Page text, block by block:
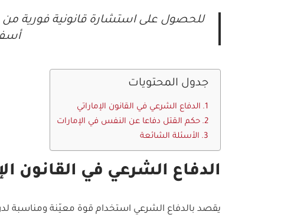
للحصول على استشارة قانونية فورية من
جدول المحتويات
الدفاع الشرعي في القانون الإماراتي
حكم القتل دفاعا عن النفس في الإمارات
الأسئلة الشائعة
الدفاع الشرعي في القانون
يقصد بالدفاع الشرعي استخدام قوة معيّنة